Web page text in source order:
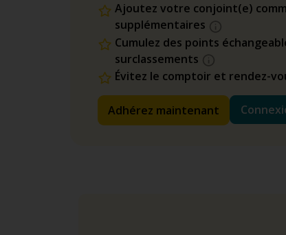
Ajoutez votre conjoint(e)
supplémentaires
Cumulez des points
surclassements
Évitez le comptoir et rendez-
Adhérez maintenant